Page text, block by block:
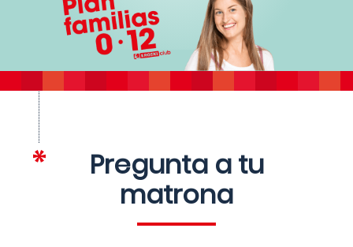
Pregunta a tu
matrona